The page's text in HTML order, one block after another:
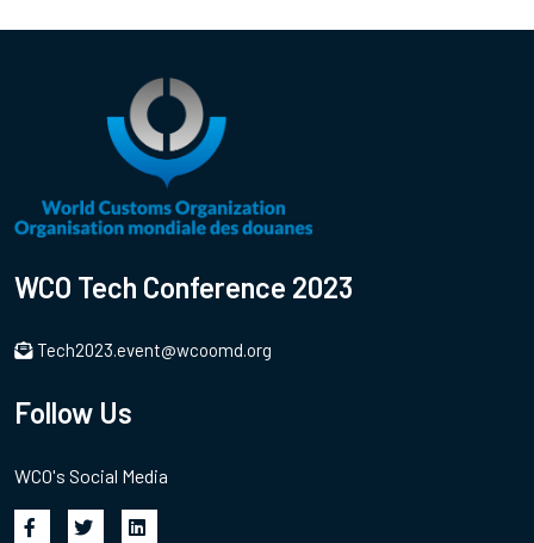
WCO Tech Conference 2023
Tech2023.event@wcoomd.org
Follow Us
WCO's Social Media